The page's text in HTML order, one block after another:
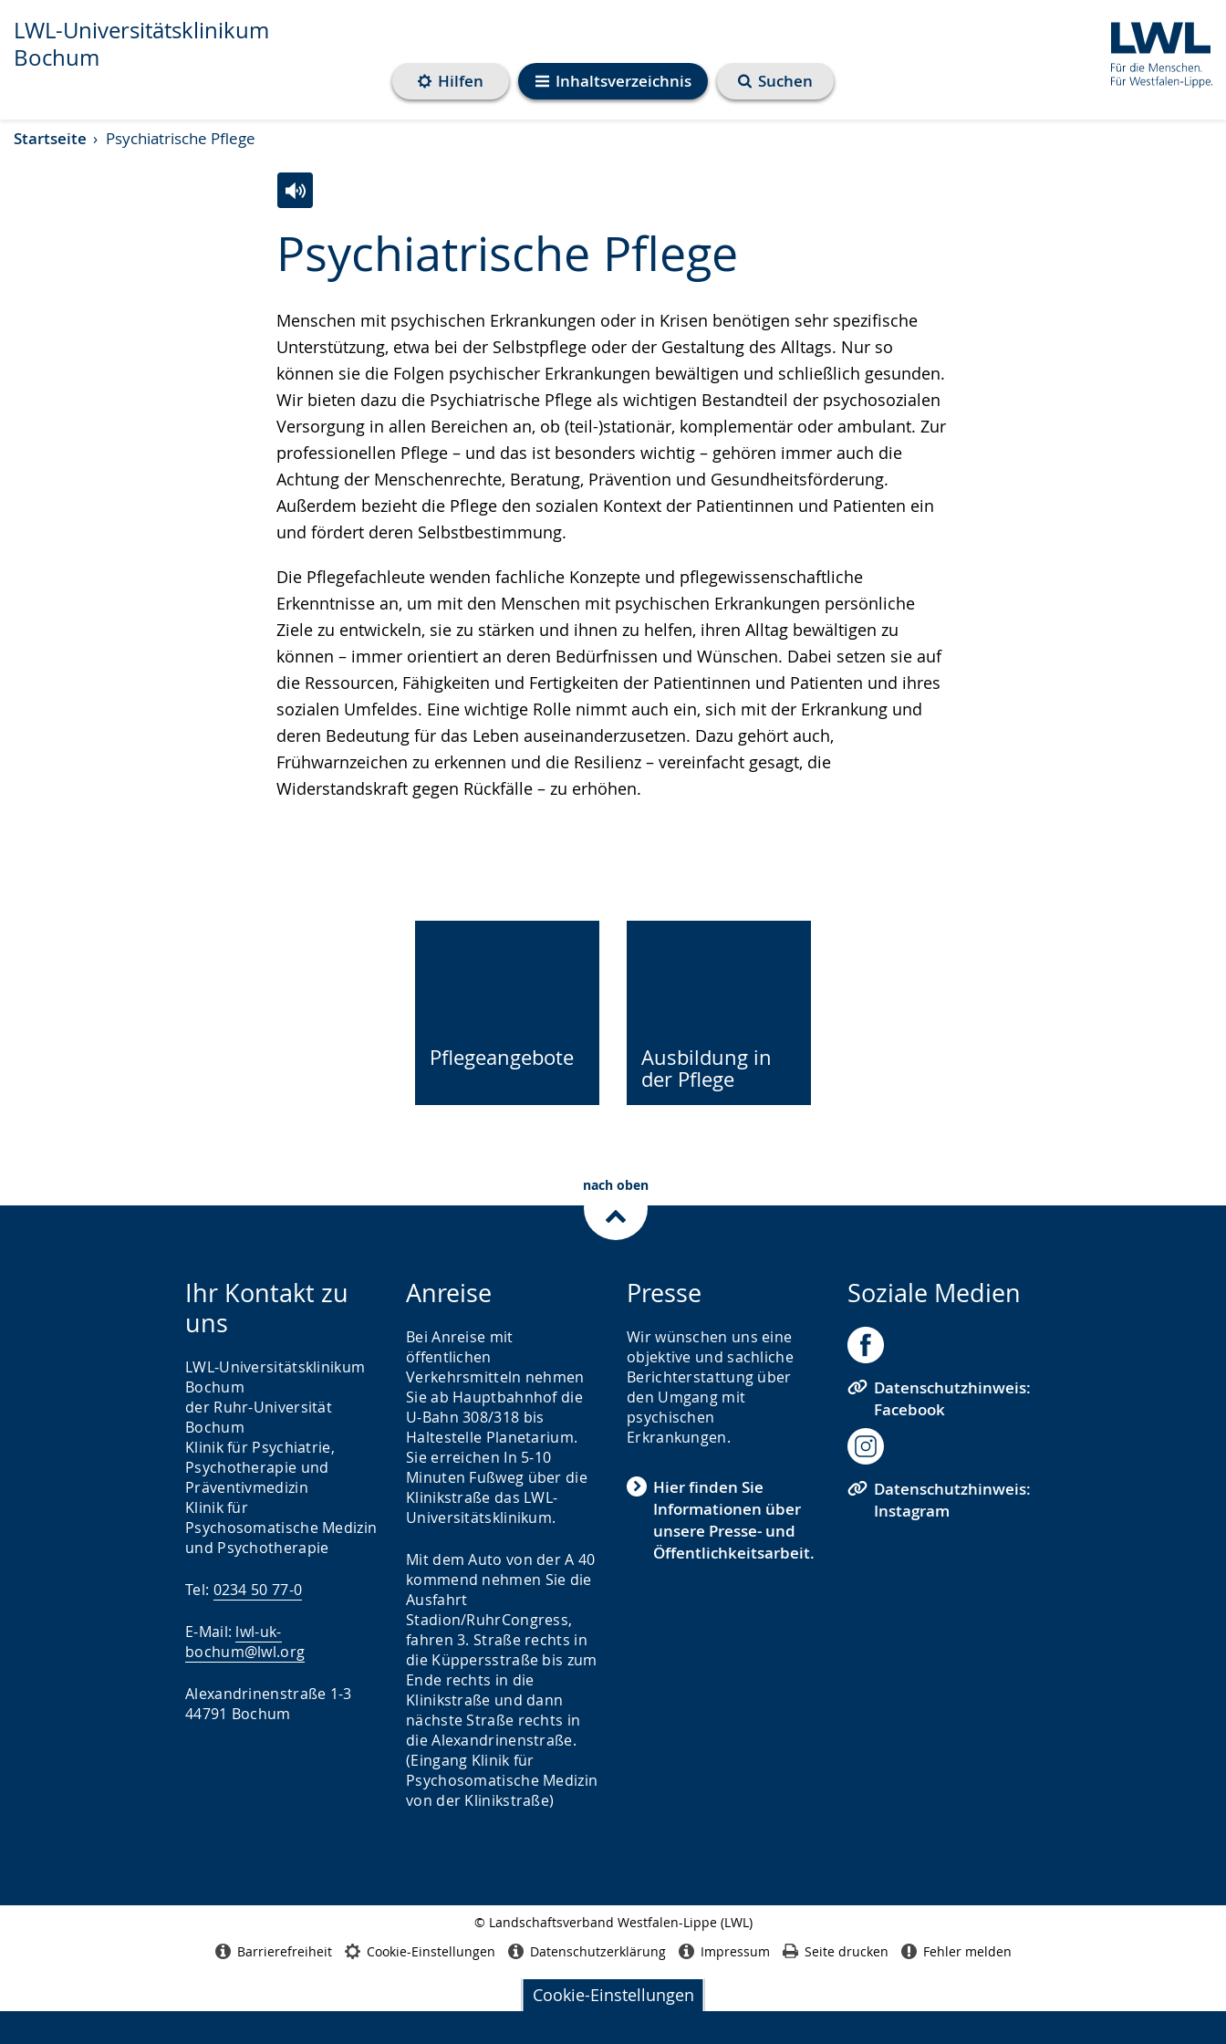
Transkript anzeigen
Abspielen
Pausieren
LWL-Universitätsklinikum
Bochum
Inhaltsverzeichnis
Hilfen Suchen
Cookie-Einstellungen
Startseite Psychiatrische Pflege
Psychiatrische Pflege
Menschen mit psychischen Erkrankungen oder in Krisen benötigen sehr spezifische
Unterstützung, etwa bei der Selbstpflege oder der Gestaltung des Alltags. Nur so
können sie die Folgen psychischer Erkrankungen bewältigen und schließlich gesunden.
Wir bieten dazu die Psychiatrische Pflege als wichtigen Bestandteil der psychosozialen
Versorgung in allen Bereichen an, ob (teil-)stationär, komplementär oder ambulant. Zur
professionellen Pflege – und das ist besonders wichtig – gehören immer auch die
Achtung der Menschenrechte, Beratung, Prävention und Gesundheitsförderung.
Außerdem bezieht die Pflege den sozialen Kontext der Patientinnen und Patienten ein
und fördert deren Selbstbestimmung.
Die Pflegefachleute wenden fachliche Konzepte und pflegewissenschaftliche
Erkenntnisse an, um mit den Menschen mit psychischen Erkrankungen persönliche
Ziele zu entwickeln, sie zu stärken und ihnen zu helfen, ihren Alltag bewältigen zu
können – immer orientiert an deren Bedürfnissen und Wünschen. Dabei setzen sie auf
die Ressourcen, Fähigkeiten und Fertigkeiten der Patientinnen und Patienten und ihres
sozialen Umfeldes. Eine wichtige Rolle nimmt auch ein, sich mit der Erkrankung und
deren Bedeutung für das Leben auseinanderzusetzen. Dazu gehört auch,
Frühwarnzeichen zu erkennen und die Resilienz – vereinfacht gesagt, die
Widerstandskraft gegen Rückfälle – zu erhöhen.
Leichten
Sprache
Audio-
Unterstützung.
Video
in
Gebärdensprache
wird
angezeigt.
Pflegeangebote
Ausbildung in
der Pflege
nach oben
Ihr Kontakt zu
uns
LWL-Universitätsklinikum
Bochum
der Ruhr-Universität
Bochum
Klinik für Psychiatrie,
Psychotherapie und
Präventivmedizin
Klinik für
Psychosomatische Medizin
und Psychotherapie
Tel: 0234 50 77-0
E-Mail: lwl-uk-
bochum@lwl.org
Alexandrinenstraße 1-3
44791 Bochum
Anreise
Bei Anreise mit
öffentlichen
Verkehrsmitteln nehmen
Sie ab Hauptbahnhof die
U-Bahn 308/318 bis
Haltestelle Planetarium.
Sie erreichen In 5-10
Minuten Fußweg über die
Klinikstraße das LWL-
Universitätsklinikum.
Mit dem Auto von der A 40
kommend nehmen Sie die
Ausfahrt
Stadion/RuhrCongress,
fahren 3. Straße rechts in
die Küppersstraße bis zum
Ende rechts in die
Klinikstraße und dann
nächste Straße rechts in
die Alexandrinenstraße.
(Eingang Klinik für
Psychosomatische Medizin
von der Klinikstraße)
Presse
Wir wünschen uns eine
objektive und sachliche
Berichterstattung über
den Umgang mit
psychischen
Erkrankungen.
Hier finden Sie
Informationen über
unsere Presse- und
Öffentlichkeitsarbeit.
Soziale Medien
Datenschutzhinweis:
Facebook
Datenschutzhinweis:
Instagram
© Landschaftsverband Westfalen-Lippe (LWL)
Barrierefreiheit Cookie-Einstellungen Datenschutzerklärung Impressum Seite drucken Fehler melden